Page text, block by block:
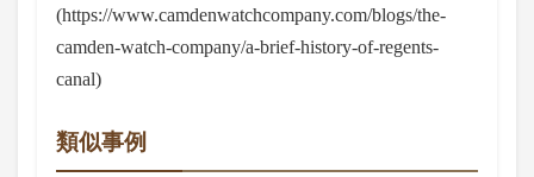
(https://www.camdenwatchcompany.com/blogs/the-
camden-watch-company/a-brief-history-of-regents-
canal)
類似事例